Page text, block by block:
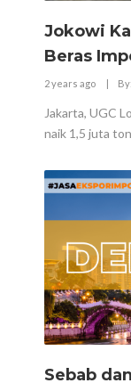
Jokowi
Beras
2 years ago | By:
Jakarta, UGC
naik 1,5 juta
Sebab